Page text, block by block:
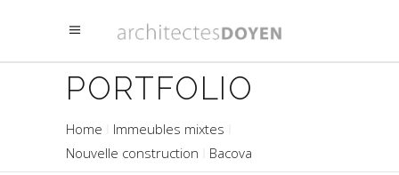
PORTFOLIO
Home
Immeubles mixtes
Nouvelle construction
Bacova